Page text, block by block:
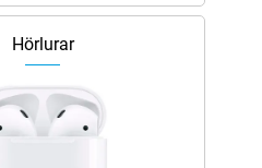
Hörlurar